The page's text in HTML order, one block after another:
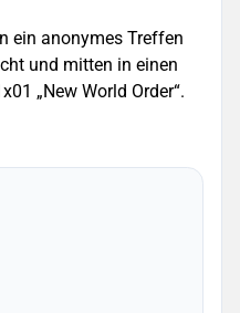
ein anonymes Treffen
und mitten in einen
„New World Order“.